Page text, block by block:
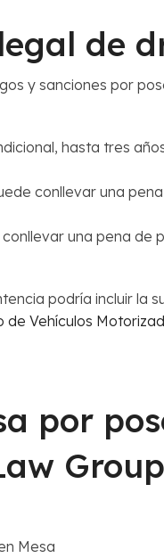
de
y sanciones por
hasta tres
conllevar una
una pena de
podría incluir la
Vehículos
por
Mesa